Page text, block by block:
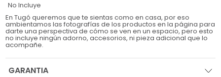
No Incluye
En Tugó queremos que te sientas como en casa, por eso
ambientamos las fotografías de los productos en la página para
darte una perspectiva de cómo se ven en un espacio, pero esto
no incluye ningún adorno, accesorios, ni pieza adicional que lo
acompañe.
GARANTIA